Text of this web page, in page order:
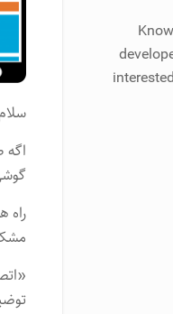
اگه
راه